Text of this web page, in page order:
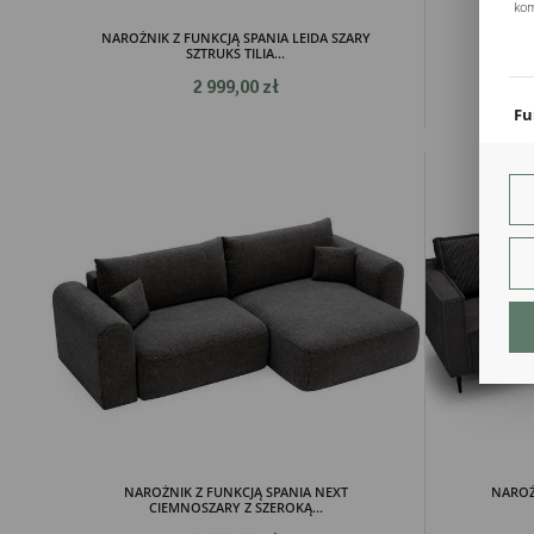
NAROŻNIK Z FUNKCJĄ SPANIA LEIDA SZARY
SZTRUKS TILIA...
2 999,00 zł
NAROŻNIK Z FUNKCJĄ SPANIA NEXT
CIEMNOSZARY Z SZEROKĄ...